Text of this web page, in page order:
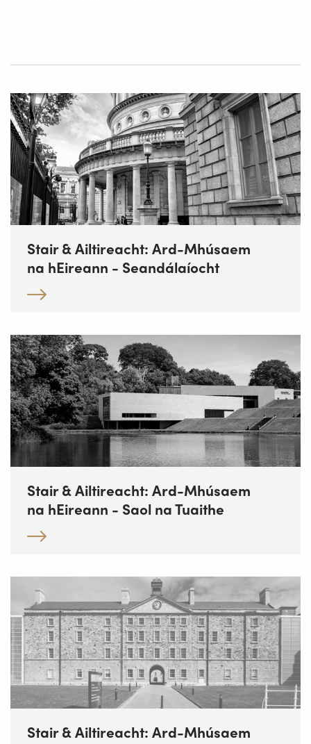
Stair & Ailtireacht: Ard-Mhúsaem
na hEireann - Seandálaíocht
Stair & Ailtireacht: Ard-Mhúsaem
na hEireann - Saol na Tuaithe
Stair & Ailtireacht: Ard-Mhúsaem